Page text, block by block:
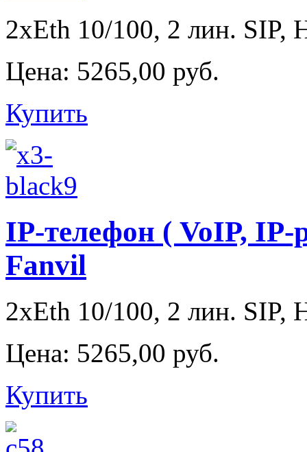
2xEth 10/100, 2 лин. SIP,
Цена: 5265,00 руб.
Купить
IP-телефон ( VoIP,
Fanvil
2xEth 10/100, 2 лин. SIP,
Цена: 5265,00 руб.
Купить